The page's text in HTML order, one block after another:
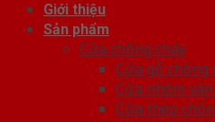
Giới thiệu
Sản phẩm
Cửa chống cháy
Cửa gỗ chống
Cửa nhôm
Cửa thép